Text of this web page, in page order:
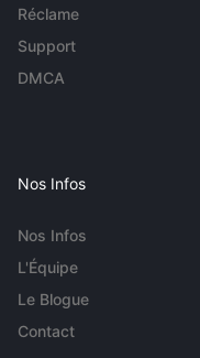
Réclame
Support
DMCA
Nos Infos
Nos Infos
L'Équipe
Le Blogue
Contact